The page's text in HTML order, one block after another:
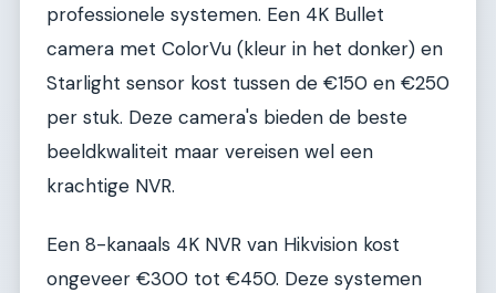
professionele systemen. Een 4K Bullet
camera met ColorVu (kleur in het donker) en
Starlight sensor kost tussen de €150 en €250
per stuk. Deze camera's bieden de beste
beeldkwaliteit maar vereisen wel een
krachtige NVR.
Een 8-kanaals 4K NVR van Hikvision kost
ongeveer €300 tot €450. Deze systemen